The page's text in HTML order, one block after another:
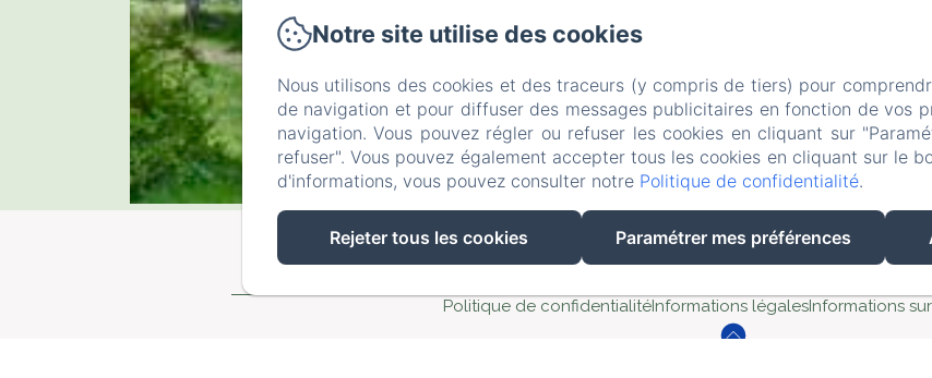
Cour Du Liège
Politique de confidentialitéInformations légalesInformations
Notre site utilise des cookies
Nous utilisons des cookies et des traceurs (y compris de tiers) pour
de navigation et pour diffuser des messages publicitaires en fonction de vos
navigation. Vous pouvez régler ou refuser les cookies en cliquant sur
refuser". Vous pouvez également accepter tous les cookies en cliquant sur le
d'informations, vous pouvez consulter notre Politique de confidentialité.
Rejeter tous les cookies Paramétrer mes préférences